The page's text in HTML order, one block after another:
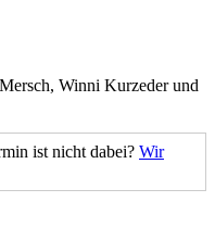
Winni Kurzeder und
ist nicht dabei? Wir